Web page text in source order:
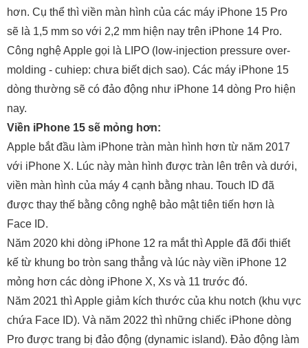
hơn. Cụ thể thì viền màn hình của các máy iPhone 15 Pro
sẽ là 1,5 mm so với 2,2 mm hiện nay trên iPhone 14 Pro.
Công nghệ Apple gọi là LIPO (low-injection pressure over-
molding - cuhiep: chưa biết dịch sao). Các máy iPhone 15
dòng thường sẽ có đảo động như iPhone 14 dòng Pro hiện
nay.
Viền iPhone 15 sẽ mỏng hơn:
Apple bắt đầu làm iPhone tràn màn hình hơn từ năm 2017
với iPhone X. Lúc này màn hình được tràn lên trên và dưới,
viền màn hình của máy 4 cạnh bằng nhau. Touch ID đã
được thay thế bằng công nghệ bảo mật tiên tiến hơn là
Face ID.
Năm 2020 khi dòng iPhone 12 ra mắt thì Apple đã đổi thiết
kế từ khung bo tròn sang thẳng và lúc này viền iPhone 12
mỏng hơn các dòng iPhone X, Xs và 11 trước đó.
Năm 2021 thì Apple giảm kích thước của khu notch (khu vực
chứa Face ID). Và năm 2022 thì những chiếc iPhone dòng
Pro được trang bị đảo động (dynamic island). Đảo động làm